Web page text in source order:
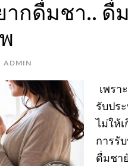
กดื่มชา.. ดื่ม
ADMIN
เพร
รับปร
ไม่ให้
การรั
ดื่มชา